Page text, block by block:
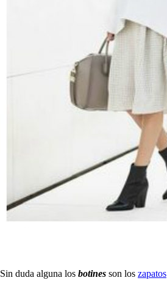
Sin duda alguna los botines son los zapatos